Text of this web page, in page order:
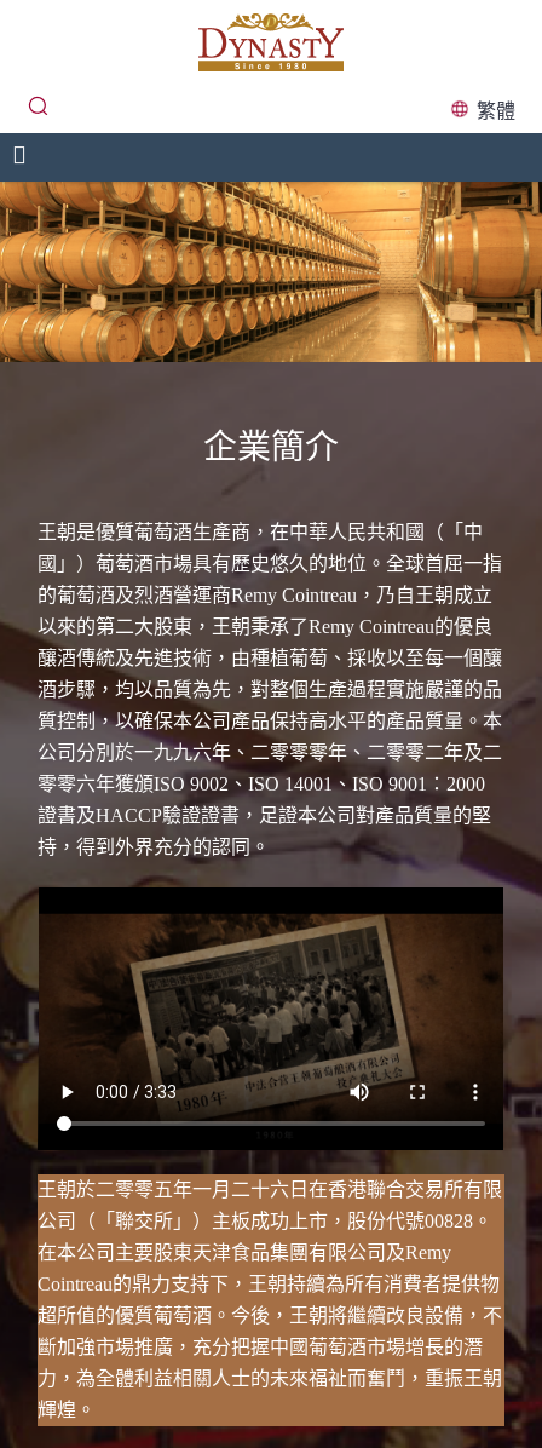
繁體
企業簡介
王朝是優質葡萄酒生產商，在中華人民共和國（「中
國」）葡萄酒市場具有歷史悠久的地位。全球首屈一指
的葡萄酒及烈酒營運商Remy Cointreau，乃自王朝成立
以來的第二大股東，王朝秉承了Remy Cointreau的優良
釀酒傳統及先進技術，由種植葡萄、採收以至每一個釀
酒步驟，均以品質為先，對整個生產過程實施嚴謹的品
質控制，以確保本公司產品保持高水平的產品質量。本
公司分別於一九九六年、二零零零年、二零零二年及二
零零六年獲頒ISO 9002、ISO 14001、ISO 9001：2000
證書及HACCP驗證證書，足證本公司對產品質量的堅
持，得到外界充分的認同。
王朝於二零零五年一月二十六日在香港聯合交易所有限
公司（「聯交所」）主板成功上市，股份代號00828。
在本公司主要股東天津食品集團有限公司及Remy
Cointreau的鼎力支持下，王朝持續為所有消費者提供物
超所值的優質葡萄酒。今後，王朝將繼續改良設備，不
斷加強市場推廣，充分把握中國葡萄酒市場增長的潛
力，為全體利益相關人士的未來福祉而奮鬥，重振王朝
輝煌。